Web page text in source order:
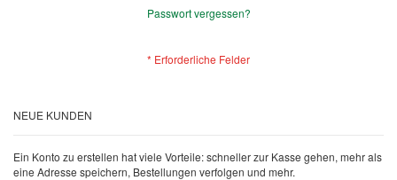
Passwort vergessen?
NEUE KUNDEN
Ein Konto zu erstellen hat viele Vorteile: schneller zur Kasse gehen, mehr als
eine Adresse speichern, Bestellungen verfolgen und mehr.